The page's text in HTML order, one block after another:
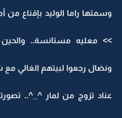
وسمتها راما الوليد بإقناع
>> معليه مستانسة.. والحين
ونضال رجعوا لبيتهم الغالي
عناد تزوج من لمار ^_^..